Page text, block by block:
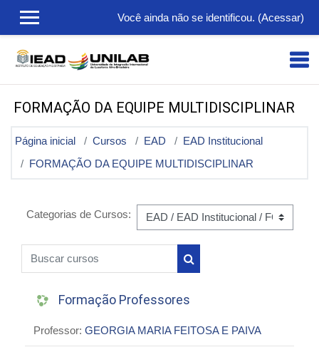
Você ainda não se identificou. (Acessar)
FORMAÇÃO DA EQUIPE MULTIDISCIPLINAR
Página inicial Cursos EAD
EAD Institucional
FORMAÇÃO DA EQUIPE MULTIDISCIPLINAR
Categorias de Cursos:
Buscar cursos
Buscar cursos
Formação Professores
Professor: GEORGIA MARIA FEITOSA E PAIVA